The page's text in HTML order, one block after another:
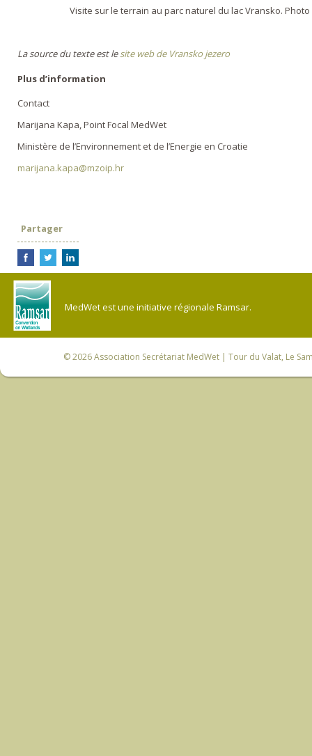
Visite sur le terrain au parc naturel du lac Vransko.
La source du texte est lesite web de Vransko jezero
Plus d’information
Contact
Marijana Kapa, Point Focal MedWet
Ministère de l’Environnement et de l’Energie en Croatie
marijana.kapa@mzoip.hr
Partager
MedWet est une initiative régionale Ramsar.
© 2026Association Secrétariat MedWet | Tour du Valat, Le